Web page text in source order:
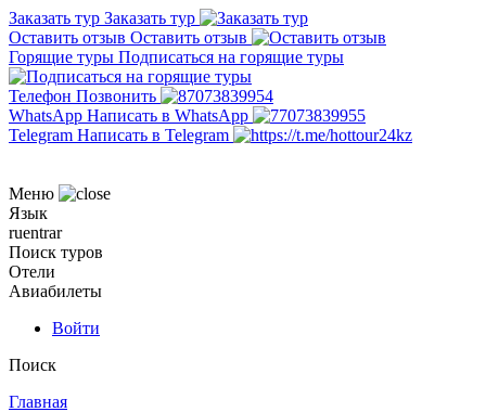
Заказать тур Заказать тур
Оставить отзыв Оставить отзыв
Горящие туры Подписаться на горящие туры
Телефон Позвонить
WhatsApp Написать в WhatsApp
Telegram Написать в Telegram
Меню
Язык
ruentrar
Поиск туров
Отели
Авиабилеты
Войти
Поиск
Главная